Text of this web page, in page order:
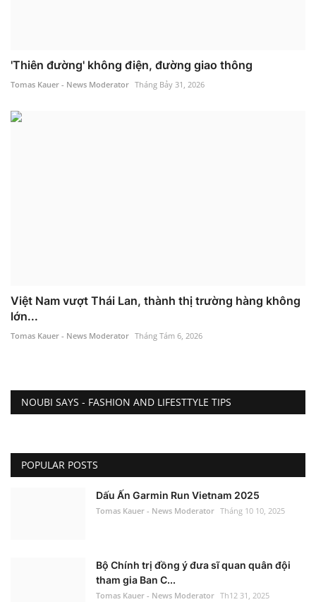
'Thiên đường' không điện, đường giao thông
Tomas Kauer - News Moderator Tháng Bảy 31, 2026
Việt Nam vượt Thái Lan, thành thị trường hàng không
lớn...
Tomas Kauer - News Moderator Tháng Tám 6, 2026
NOUBI SAYS - FASHION AND LIFESTTYLE TIPS
POPULAR POSTS
Dấu Ấn Garmin Run Vietnam 2025
Tomas Kauer - News Moderator Tháng 10 10, 2025
Bộ Chính trị đồng ý đưa sĩ quan quân đội
tham gia Ban C...
Tomas Kauer - News Moderator Th12 31, 2025